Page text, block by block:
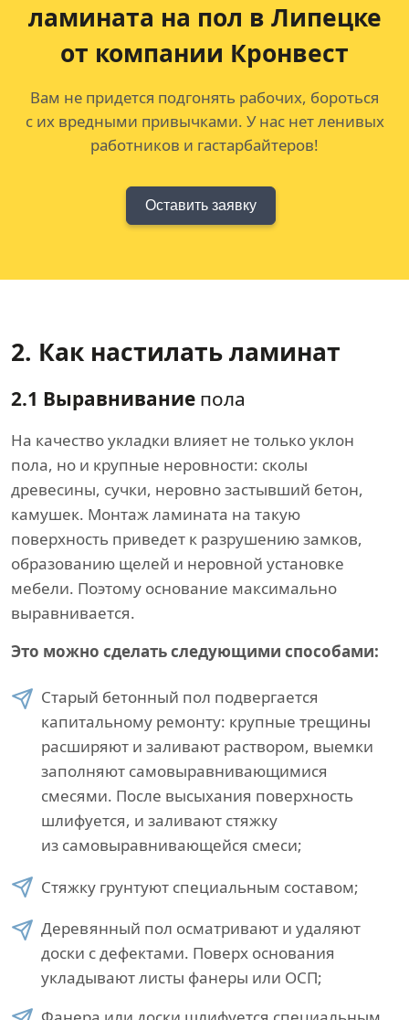
ламината на пол в Липецке
от компании Кронвест
Вам не придется подгонять рабочих, бороться
с их вредными привычками. У нас нет ленивых
работников и гастарбайтеров!
Оставить заявку
2. Как настилать ламинат
2.1 Выравнивание пола
На качество укладки влияет не только уклон
пола, но и крупные неровности: сколы
древесины, сучки, неровно застывший бетон,
камушек. Монтаж ламината на такую
поверхность приведет к разрушению замков,
образованию щелей и неровной установке
мебели. Поэтому основание максимально
выравнивается.
Это можно сделать следующими способами:
Старый бетонный пол подвергается
капитальному ремонту: крупные трещины
расширяют и заливают раствором, выемки
заполняют самовыравнивающимися
смесями. После высыхания поверхность
шлифуется, и заливают стяжку
из самовыравнивающейся смеси;
Стяжку грунтуют специальным составом;
Деревянный пол осматривают и удаляют
доски с дефектами. Поверх основания
укладывают листы фанеры или ОСП;